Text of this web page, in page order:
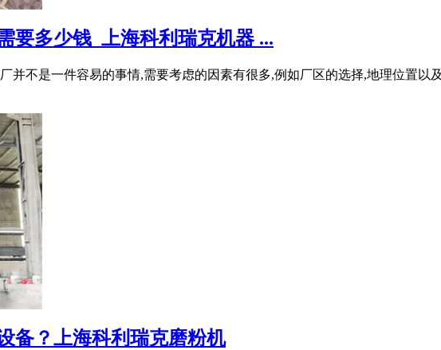
要多少钱_上海科利瑞克机器 ...
并不是一件容易的事情,需要考虑的因素有很多,例如厂区的选择,地理位置以
备？上海科利瑞克磨粉机